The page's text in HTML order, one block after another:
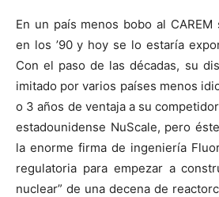
En un país menos bobo al
en los ’90 y hoy se lo estaría
Con el paso de las décadas, su
imitado por varios países menos
o 3 años de ventaja a su
estadounidense NuScale, pero
la enorme firma de ingeniería
regulatoria para empezar a
nuclear” de una decena de